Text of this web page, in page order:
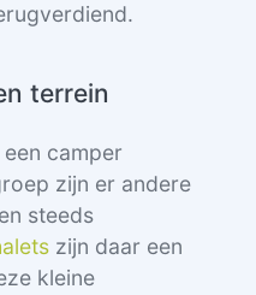
terrein
camper
zijn er andere
steeds
zijn daar een
kleine